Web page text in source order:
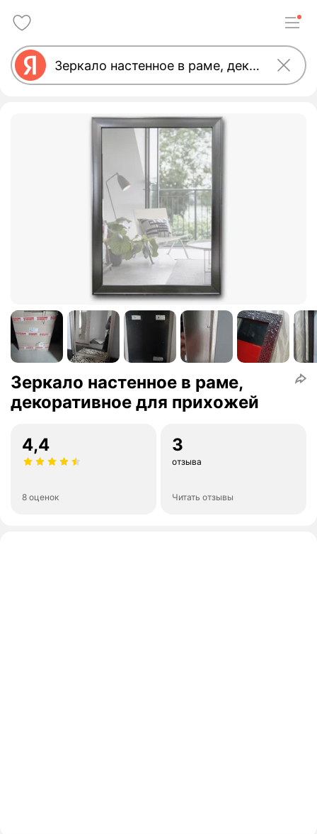
Зеркало настенное в раме,
декоративное для прихожей
4,4
8 оценок
3
отзыва
Читать отзывы